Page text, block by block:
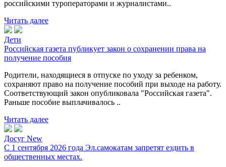
российскими туроператорами и журналистами..
Читать далее
Дети
Российская газета публикует закон о сохранении права на
получение пособия
Родители, находящиеся в отпуске по уходу за ребенком,
сохраняют право на получение пособий при выходе на работу.
Соответствующий закон опубликовала "Российская газета".
Раньше пособие выплачивалось ..
Читать далее
Досуг New
С 1 сентября 2026 года Эл.самокатам запретят ездить в
общественных местах.